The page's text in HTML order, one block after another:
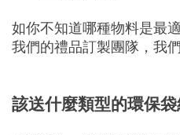
如你不知道哪種物料是最
我們的禮品訂製團隊，我
該送什麼類型的環保袋